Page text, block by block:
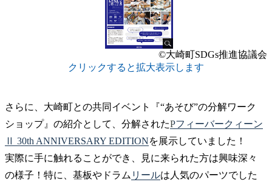
©大崎町SDGs推進協議会
クリックすると拡大表示します
さらに、大崎町との共同イベント『“あそび”の分解ワーク
ショップ』の紹介として、分解されたPフィーバークィーン
Ⅱ 30th ANNIVERSARY EDITIONを展示していました！
実際に手に触れることができ、見に来られた方は興味深々
の様子！特に、基板やドラム リールは人気のパーツでした